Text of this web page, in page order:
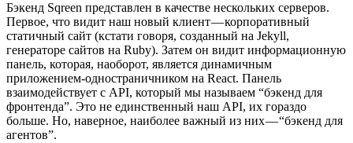
Бэкенд Sqreen представлен в качестве нескольких серверов.
Первое, что видит наш новый клиент — корпоративный
статичный сайт (кстати говоря, созданный на Jekyll,
генераторе сайтов на Ruby). Затем он видит информационную
панель, которая, наоборот, является динамичным
приложением-одностраничником на React. Панель
взаимодействует с API, который мы называем “бэкенд для
фронтенда”. Это не единственный наш API, их гораздо
больше. Но, наверное, наиболее важный из них — “бэкенд для
агентов”.